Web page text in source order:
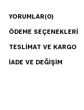
YORUMLAR(0)
ÖDEME SEÇENEKLERI
TESLIMAT VE KARGO
İADE VE DEĞIŞIM